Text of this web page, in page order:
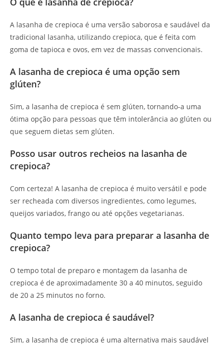
A lasanha de crepioca é uma versão saborosa e saudável da
tradicional lasanha, utilizando crepioca, que é feita com
goma de tapioca e ovos, em vez de massas convencionais.
A lasanha de crepioca é uma opção sem
glúten?
Sim, a lasanha de crepioca é sem glúten, tornando-a uma
ótima opção para pessoas que têm intolerância ao glúten ou
que seguem dietas sem glúten.
Posso usar outros recheios na lasanha de
crepioca?
Com certeza! A lasanha de crepioca é muito versátil e pode
ser recheada com diversos ingredientes, como legumes,
queijos variados, frango ou até opções vegetarianas.
Quanto tempo leva para preparar a lasanha de
crepioca?
O tempo total de preparo e montagem da lasanha de
crepioca é de aproximadamente 30 a 40 minutos, seguido
de 20 a 25 minutos no forno.
A lasanha de crepioca é saudável?
Sim, a lasanha de crepioca é uma alternativa mais saudável